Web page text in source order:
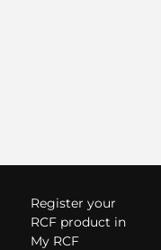
Register your
RCF product in
My RCF